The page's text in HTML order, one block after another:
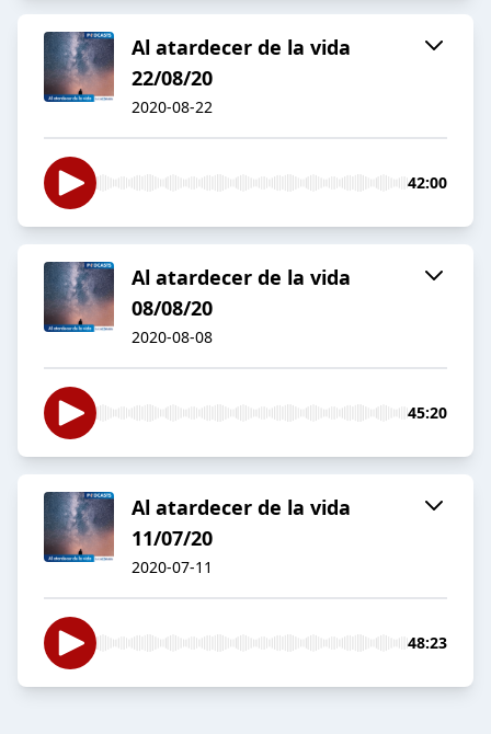
Al atardecer de la vida
22/08/20
2020-08-22
42:00
Al atardecer de la vida
08/08/20
2020-08-08
45:20
Al atardecer de la vida
11/07/20
2020-07-11
48:23